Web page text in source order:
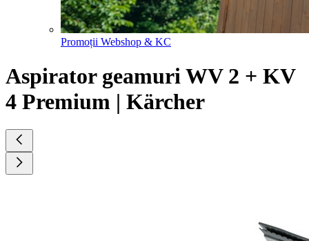
Promoții Webshop & KC
Aspirator geamuri WV 2 + KV
4 Premium | Kärcher